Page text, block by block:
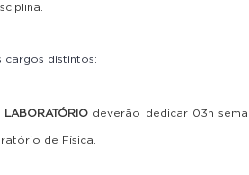
cargos distintos:
deverão dedicar 03h
de Física.